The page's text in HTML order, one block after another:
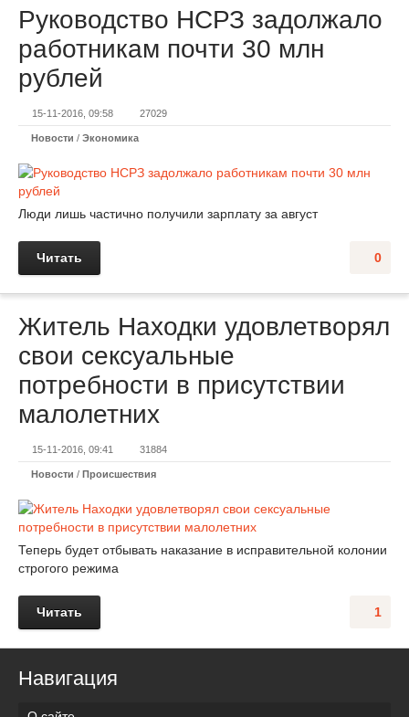
Руководство НСРЗ задолжало
работникам почти 30 млн
рублей
15-11-2016, 09:58 27029
Новости / Экономика
Люди лишь частично получили зарплату за август
0
Читать
Житель Находки удовлетворял
свои сексуальные
потребности в присутствии
малолетних
15-11-2016, 09:41 31884
Новости / Происшествия
Теперь будет отбывать наказание в исправительной колонии
строгого режима
1
Читать
Навигация